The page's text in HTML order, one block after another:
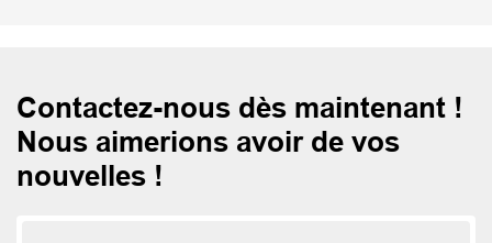
Contactez-nous dès maintenant !
Nous aimerions avoir de vos
nouvelles !